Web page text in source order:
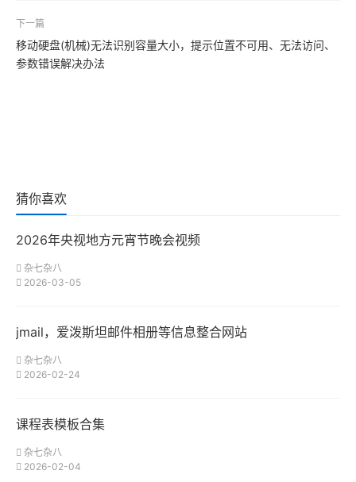
下一篇
移动硬盘(机械)无法识别容量大小，提示位置不可用、无法访问、
参数错误解决办法
猜你喜欢
2026年央视地方元宵节晚会视频
杂七杂八
2026-03-05
jmail，爱泼斯坦邮件相册等信息整合网站
杂七杂八
2026-02-24
课程表模板合集
杂七杂八
2026-02-04